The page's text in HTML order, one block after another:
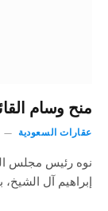
منح وسام
عقارات السعودية
نوه رئيس مجلس
إبراهيم آل